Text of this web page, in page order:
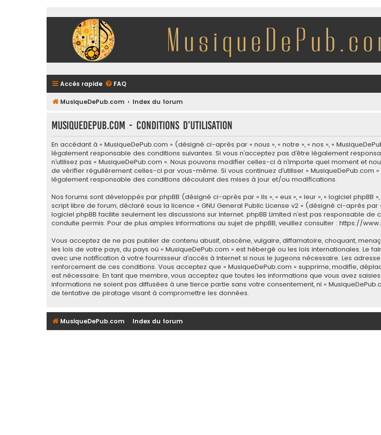
Accès rapide FAQ
MusiqueDePub.com Index du forum
MusiqueDePub.com - Conditions d’utilisation
En accédant à « MusiqueDePub.com » (désigné ci-après par « nous », « notre », « nos », «
légalement responsable des conditions suivantes. Si vous n’acceptez pas d’être légalement
n’utilisez pas « MusiqueDePub.com ». Nous pouvons modifier celles-ci à n’importe quel moment et
de vérifier régulièrement celles-ci par vous-même. Si vous continuez d’utiliser «
légalement responsable des conditions découlant des mises à jour et/ou modifications.
Nos forums sont développés par phpBB (désigné ci-après par « ils », « eux », « leur », « logiciel phpBB
script libre de forum, déclaré sous la licence « GNU General Public License v2 » (désigné ci-après par
logiciel phpBB facilite seulement les discussions sur Internet. phpBB Limited n’est pas responsable
conduite permis. Pour de plus amples informations au sujet de phpBB, veuillez consulter : https://
Vous acceptez de ne pas publier de contenu abusif, obscène, vulgaire, diffamatoire, choquant,
les lois de votre pays, du pays où « MusiqueDePub.com » est hébergé ou les lois internationales. Le
avec une notification à votre fournisseur d’accès à Internet si nous le jugeons nécessaire. Les
renforcement de ces conditions. Vous acceptez que « MusiqueDePub.com » supprime, modifie,
est nécessaire. En tant que membre, vous acceptez que toutes les informations que vous avez
informations ne soient pas diffusées à une tierce partie sans votre consentement, ni «
de tentative de piratage visant à compromettre les données.
MusiqueDePub.com Index du forum